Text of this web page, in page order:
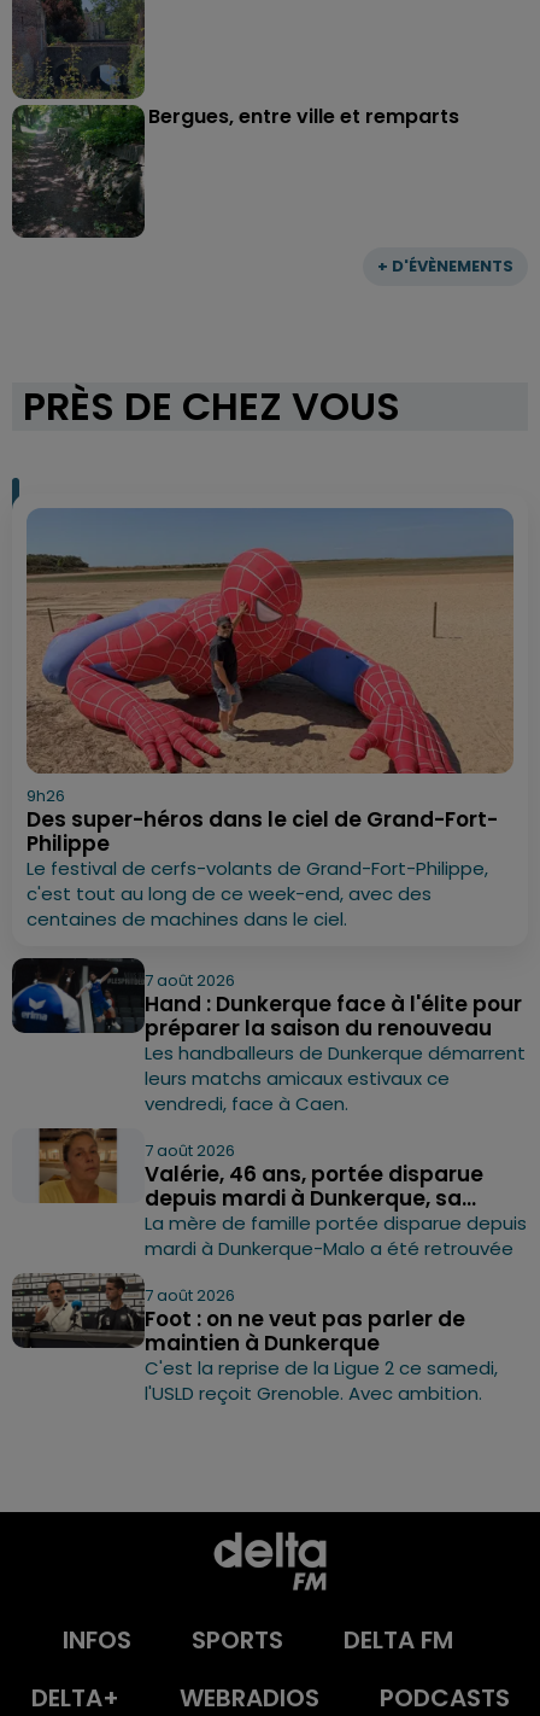
+ D'ÉVÈNEMENTS
Bergues, entre ville et remparts
PRÈS DE CHEZ VOUS
9h26
Des super-héros dans le ciel de Grand-Fort-
Philippe
Le festival de cerfs-volants de Grand-Fort-Philippe,
c'est tout au long de ce week-end, avec des
centaines de machines dans le ciel.
7 août 2026
Hand : Dunkerque face à l'élite pour
préparer la saison du renouveau
Les handballeurs de Dunkerque démarrent
leurs matchs amicaux estivaux ce
vendredi, face à Caen.
7 août 2026
Valérie, 46 ans, portée disparue
depuis mardi à Dunkerque, sa...
La mère de famille portée disparue depuis
mardi à Dunkerque-Malo a été retrouvée
7 août 2026
Foot : on ne veut pas parler de
maintien à Dunkerque
C'est la reprise de la Ligue 2 ce samedi,
l'USLD reçoit Grenoble. Avec ambition.
INFOS SPORTS
DELTA FM
DELTA+
WEBRADIOS PODCASTS